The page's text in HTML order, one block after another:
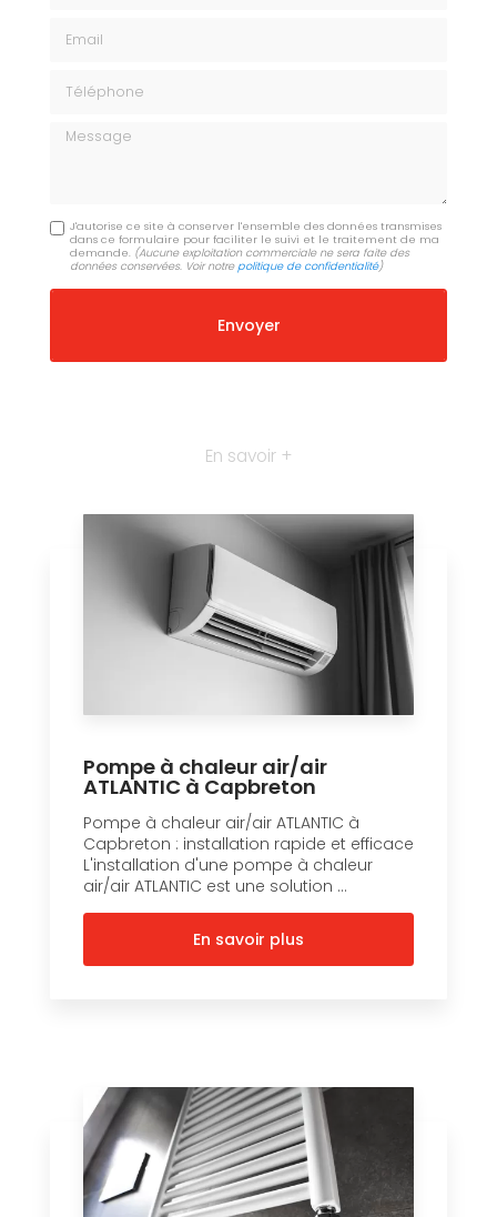
Message
J'autorise ce site à conserver l'ensemble des données transmises
dans ce formulaire pour faciliter le suivi et le traitement de ma
demande. (Aucune exploitation commerciale ne sera faite des
données conservées. Voir notrepolitique de confidentialité)
En savoir +
Pompe à chaleur air/air
ATLANTIC à Capbreton
Pompe à chaleur air/air ATLANTIC à
Capbreton : installation rapide et efficace
L'installation d'une pompe à chaleur
air/air ATLANTIC est une solution ...
En savoir plus